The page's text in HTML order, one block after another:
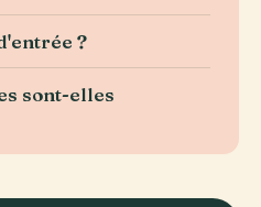
?
sont-elles